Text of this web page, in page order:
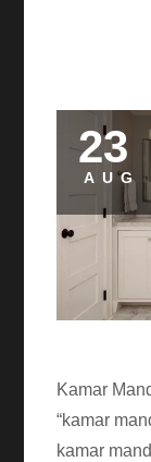
23
AUG
Kamar
“kamar
kamar